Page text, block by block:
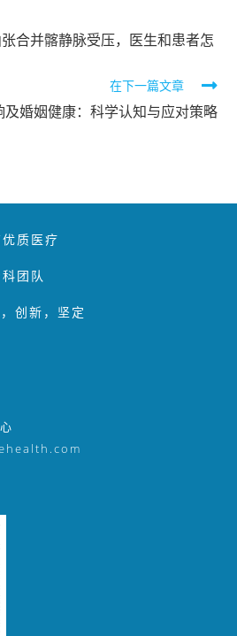
统下肢静脉曲张可能长达数天的住
左右的CHIVA门诊治疗，患者术
前下肢静脉曲张微创治疗已服务两
合并髂静脉受压，医生和患者怎
在下一篇文章
婚姻健康：科学认知与应对策略
质医疗
团队
创新，坚定